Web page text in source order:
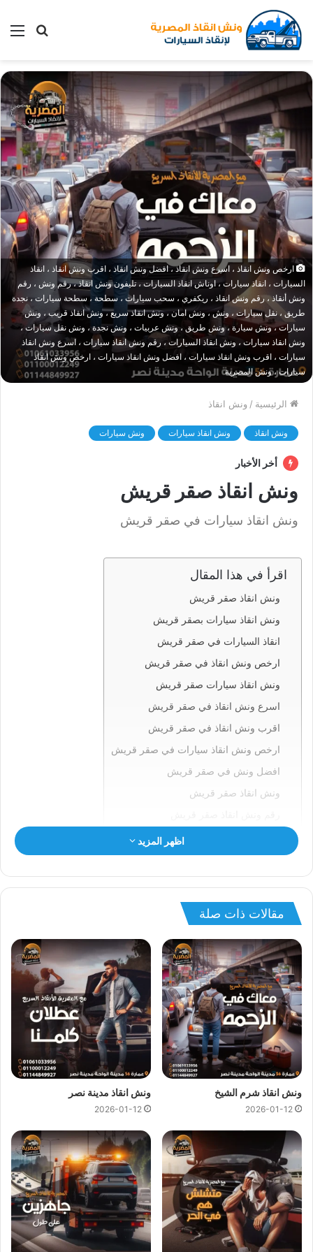
بحث
ارخص ونش انقاذ ، اسرع ونش انقاذ ، افضل ونش انقاذ ، اقرب ونش انقاذ ، انقاذ
السيارات ، انقاذ سيارات ، اوناش انقاذ السيارات ، تليفون ونش انقاذ ، رقم ونش ، رقم
ونش أنقاذ ، رقم ونش انقاذ ، ريكفري ، سحب سيارات ، سطحة ، سطحة سيارات ، نجدة
طريق ، نقل سيارات ، ونش ، ونش امان ، ونش انقاذ سريع ، ونش انقاذ قريب ، ونش
سيارات ، ونش سيارة ، ونش طريق ، ونش عربيات ، ونش نجدة ، ونش نقل سيارات ،
ونش انقاذ سيارات ، ونش انقاذ السيارات ، رقم ونش انقاذ سيارات ، اسرع ونش انقاذ
سيارات ، اقرب ونش انقاذ سيارات ، افضل ونش انقاذ سيارات ، ارخص ونش انقاذ
سيارات ، ونش المصرية
الرئيسية / ونش انقاذ
ونش انقاذ ونش انقاذ سيارات ونش سيارات
أخر الأخبار
ونش انقاذ صقر قريش
ونش انقاذ سيارات في صقر قريش
اقرأ في هذا المقال
ونش انقاذ صقر قريش
ونش انقاذ سيارات بصقر قريش
انقاذ السيارات في صقر قريش
ارخص ونش انقاذ في صقر قريش
ونش انقاذ سيارات صقر قريش
اسرع ونش انقاذ في صقر قريش
اقرب ونش انقاذ في صقر قريش
ارخص ونش انقاذ سيارات في صقر قريش
افضل ونش في صقر قريش
ونش انقاذ صقر قريش
ونش سيارات صقر قريش
انقاذ السيارات بصقر قريش
ونش انقاذ صقر قريش
ونش صقر قريش
ونش انقاذ صقر قريش
ونش انقاذ صقر قريشاسرع و ارخصونش انقاذفي صقر قريش
بخصم 50% لأننا
ارخص ونش انقاذ في صقر قريش ونتميز باننااسرع
ونش انقاذفي صقر قريش وسعر ونش انقاذثابت لدينا ولن يتم
مطالبتك بأي رسوم إضافية أو إكرامية لاناسعار ونش انقاذ سيارات
لدينا تعتبر رمزية لأننا نمتلكونش انقاذ قريب ونقدم خدماتنا بارخص
اقرب ونش انقاذ
في صقر قريش ،فريق المساعدة على اتم
الاستعداد وجاهز دائما لمساعدتك في اي وقت خلال النهار او الليل
لمساعدتك تشمل خدمات الانقاذ السريع للسيارات في صقر قريش
علي ما يلي:
انقاذ السيارات
نقل السيارات
اظهر المزيد
مقالات ذات صلة
ونش انقاذ شرم الشيخ
2026-01-12
ونش انقاذ مدينة نصر
2026-01-12